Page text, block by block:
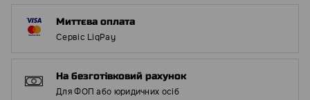
Миттєва оплата
Сервіс LiqPay
На безготівковий рахунок
Для ФОП або юридичних осіб